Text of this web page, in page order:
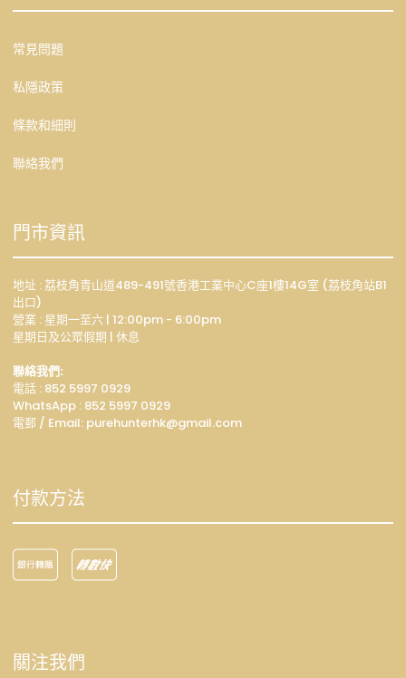
常見問題
私隱政策
條款和細則
聯絡我們
門市資訊
地址 : 荔枝角青山道489-491號香港工業中心C座1樓14G室 (荔枝角站B1
出口)
營業 : 星期一至六 | 12:00pm - 6:00pm
星期日及公眾假期 | 休息
聯絡我們:
電話 : 852 5997 0929
WhatsApp : 852 5997 0929
電郵 / Email: purehunterhk@gmail.com
付款方法
關注我們